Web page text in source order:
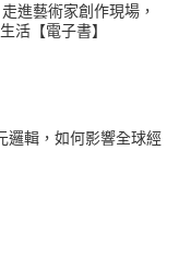
進藝術家創作現場，
活【電子書】
邏輯，如何影響全球經